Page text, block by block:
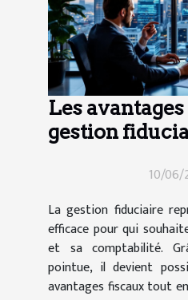
Les
gestion
comptabilité
10/06/
La gestion fiduciaire
efficace pour qui
et sa comptabilité.
pointue, il devient
avantages fiscaux tout